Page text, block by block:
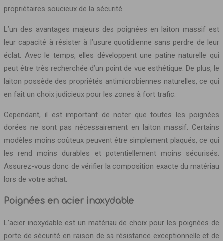
propriétaires soucieux de la sécurité.
L’un des avantages majeurs des poignées en laiton massif est
leur capacité à résister à l’usure quotidienne sans perdre de leur
éclat. Avec le temps, elles développent une patine naturelle qui
peut être très recherchée d’un point de vue esthétique. De plus, le
laiton possède des propriétés antimicrobiennes naturelles, ce qui
en fait un choix judicieux pour les zones à fort trafic.
Cependant, il est important de noter que toutes les poignées
dorées ne sont pas nécessairement en laiton massif. Certains
modèles moins coûteux peuvent être simplement plaqués, ce qui
les rend moins durables et potentiellement moins sécurisés.
Assurez-vous donc de vérifier la composition exacte du matériau
lors de votre achat.
Poignées en acier inoxydable
L’acier inoxydable est un matériau de choix pour les poignées de
porte de sécurité en raison de sa résistance exceptionnelle et de